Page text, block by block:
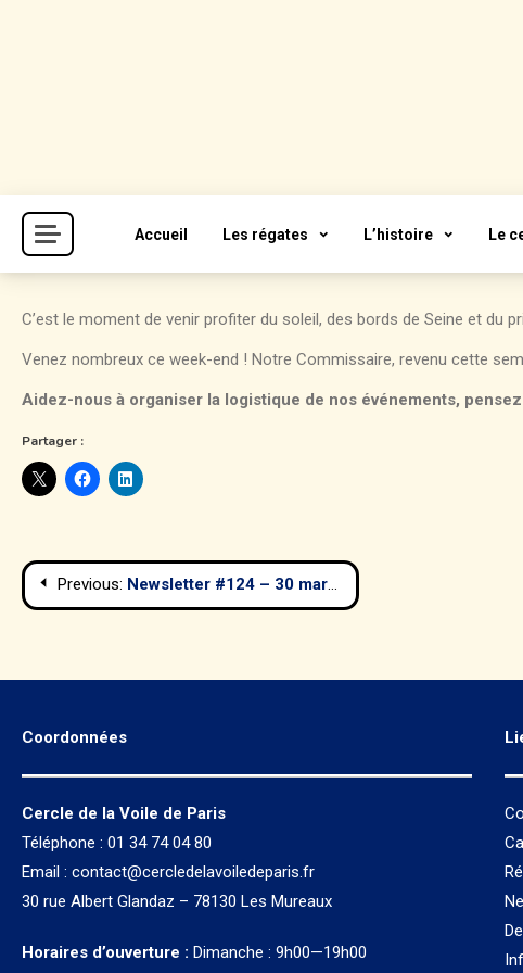
CVP
Cercle de la Voile de Paris
Accueil Les régates L’histoire Le
C’est le moment de venir profiter du soleil, des bords de Seine et du
Venez nombreux ce week-end ! Notre Commissaire, revenu cette
Aidez-nous à organiser la logistique de nos événements,
Partager :
Navigation
l’article
Previous: Newsletter #124 – 30 mars 2017
Coordonnées
Cercle de la Voile de Paris
Téléphone : 01 34 74 04 80
Email : contact@cercledelavoiledeparis.fr
30 rue Albert Glandaz – 78130 Les Mureaux
Horaires d’ouverture : Dimanche : 9h00—19h00